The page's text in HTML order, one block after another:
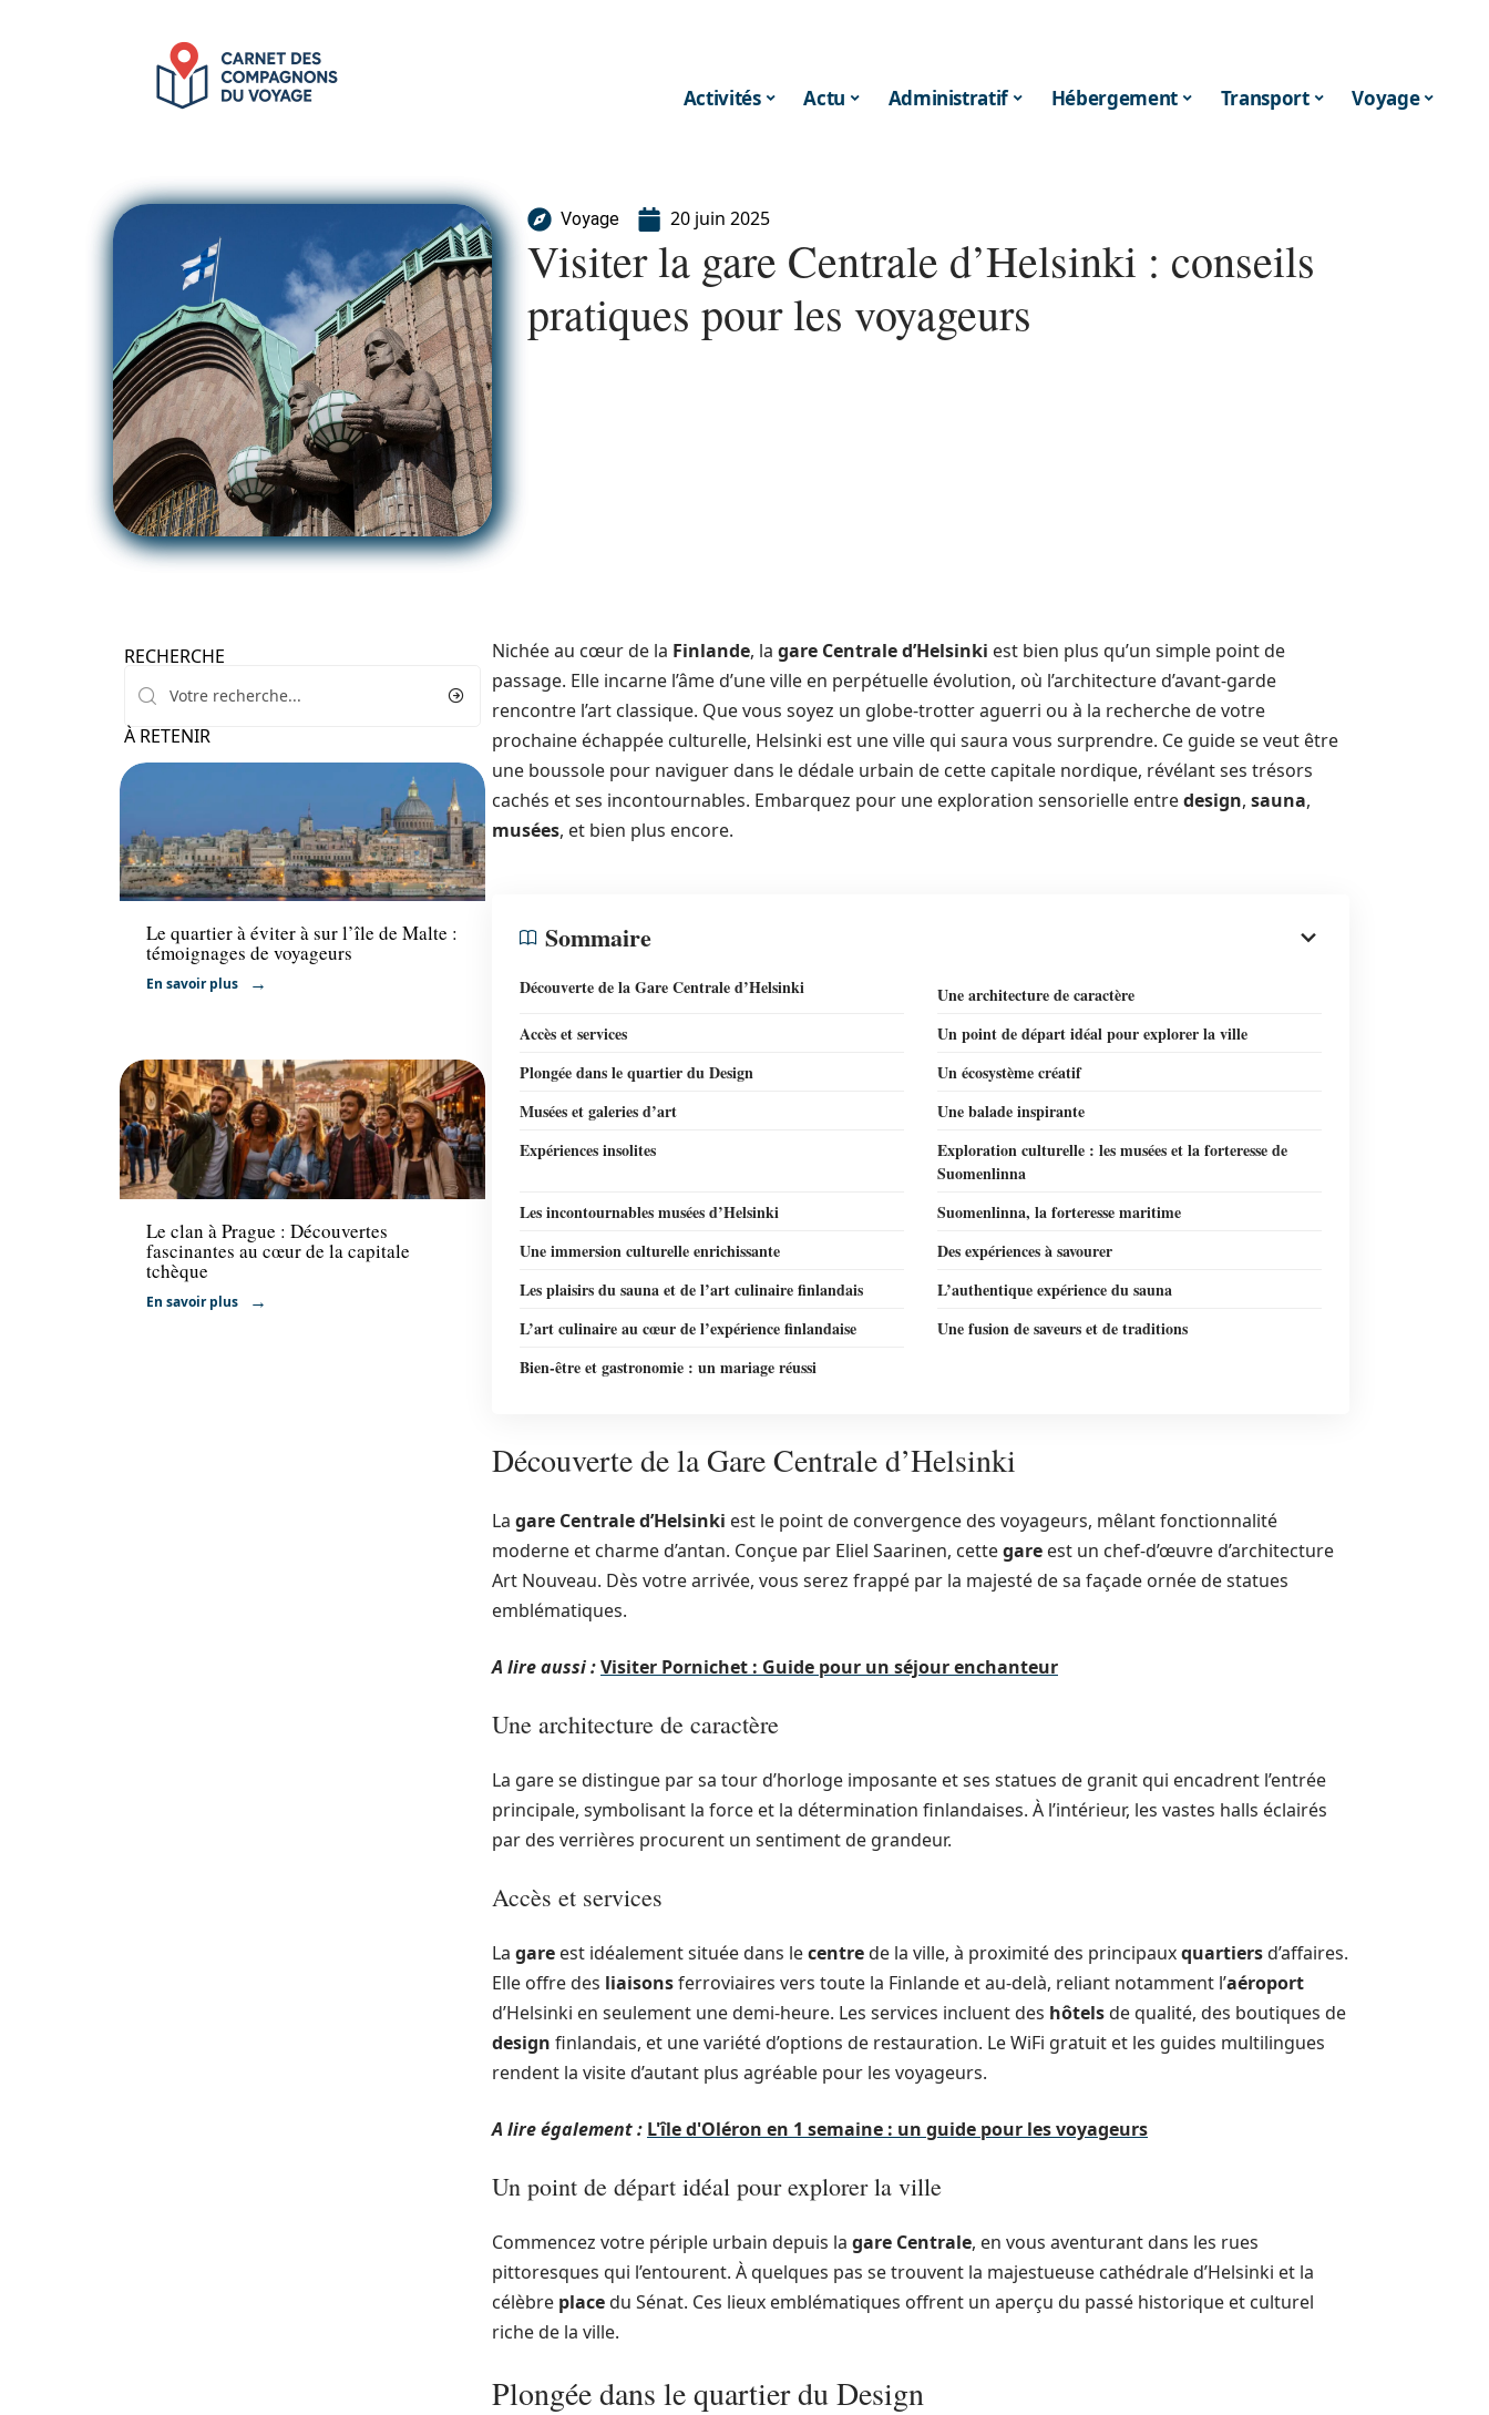
Activités Actu Administratif Hébergement Transport Voyage
Voyage 20 juin 2025
Visiter la gare Centrale d’Helsinki : conseils
pratiques pour les voyageurs
RECHERCHE
À RETENIR
Actu
Le quartier à éviter à sur l’île de Malte :
témoignages de voyageurs
En savoir plus
Voyage
Le clan à Prague : Découvertes
fascinantes au cœur de la capitale
tchèque
En savoir plus
Nichée au cœur de la Finlande, la gare Centrale d’Helsinki est bien plus qu’un simple point de
passage. Elle incarne l’âme d’une ville en perpétuelle évolution, où l’architecture d’avant-garde
rencontre l’art classique. Que vous soyez un globe-trotter aguerri ou à la recherche de votre
prochaine échappée culturelle, Helsinki est une ville qui saura vous surprendre. Ce guide se veut être
une boussole pour naviguer dans le dédale urbain de cette capitale nordique, révélant ses trésors
cachés et ses incontournables. Embarquez pour une exploration sensorielle entredesign, sauna,
musées, et bien plus encore.
Sommaire
Découverte de la Gare Centrale d’Helsinki
Une architecture de caractère
Accès et services
Un point de départ idéal pour explorer la ville
Plongée dans le quartier du Design
Un écosystème créatif
Musées et galeries d’art
Une balade inspirante
Expériences insolites
Exploration culturelle : les musées et la forteresse de
Suomenlinna
Les incontournables musées d’Helsinki
Suomenlinna, la forteresse maritime
Une immersion culturelle enrichissante
Des expériences à savourer
Les plaisirs du sauna et de l’art culinaire finlandais
L’authentique expérience du sauna
L’art culinaire au cœur de l’expérience finlandaise
Une fusion de saveurs et de traditions
Bien-être et gastronomie : un mariage réussi
Découverte de la Gare Centrale d’Helsinki
La gare Centrale d’Helsinki est le point de convergence des voyageurs, mêlant fonctionnalité
moderne et charme d’antan. Conçue par Eliel Saarinen, cettegare est un chef-d’œuvre d’architecture
Art Nouveau. Dès votre arrivée, vous serez frappé par la majesté de sa façade ornée de statues
emblématiques.
A lire aussi :Visiter Pornichet : Guide pour un séjour enchanteur
Une architecture de caractère
La gare se distingue par sa tour d’horloge imposante et ses statues de granit qui encadrent l’entrée
principale, symbolisant la force et la détermination finlandaises. À l’intérieur, les vastes halls éclairés
par des verrières procurent un sentiment de grandeur.
Accès et services
La gare est idéalement située dans lecentrede la ville, à proximité des principauxquartiersd’affaires.
Elle offre des liaisonsferroviaires vers toute la Finlande et au-delà, reliant notamment l’aéroport
d’Helsinki en seulement une demi-heure. Les services incluent des hôtelsde qualité, des boutiques de
design finlandais, et une variété d’options de restauration. Le WiFi gratuit et les guides multilingues
rendent la visite d’autant plus agréable pour les voyageurs.
A lire également : L'île d'Oléron en 1 semaine : un guide pour les voyageurs
Un point de départ idéal pour explorer la ville
Commencez votre périple urbain depuis la gare Centrale, en vous aventurant dans les rues
pittoresques qui l’entourent. À quelques pas se trouvent la majestueuse cathédrale d’Helsinki et la
célèbre placedu Sénat. Ces lieux emblématiques offrent un aperçu du passé historique et culturel
riche de la ville.
Plongée dans le quartier du Design